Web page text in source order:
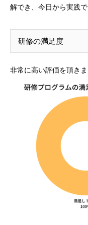
解でき、今日から実践
研修の満足度
非常に高い評価を頂きま